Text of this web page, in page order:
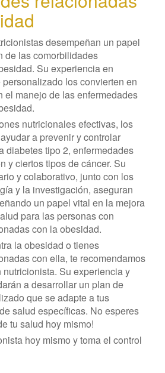
desempeñan un papel
de las comorbilidades
Su experiencia en
los convierten en
el manejo de las enfermedades
nutricionales efectivas, los
a prevenir y controlar
diabetes tipo 2, enfermedades
y ciertos tipos de cáncer. Su
y colaborativo, junto con los
y la investigación, aseguran
un papel vital en la mejora
para las personas con
con la obesidad.
la obesidad o tienes
con ella, te recomendamos
Su experiencia y
a desarrollar un plan de
que se adapte a tus
salud específicas. No esperes
tu salud hoy mismo!
hoy mismo y toma el control